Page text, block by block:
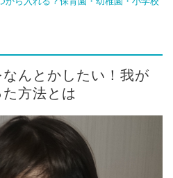
んとかしたい！我が
方法とは